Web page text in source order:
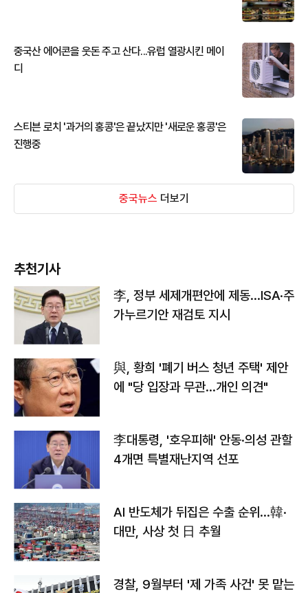
중국산 에어콘을 웃돈 주고 산다...유럽 열광시킨 메이
디
스티븐 로치 '과거의 홍콩'은 끝났지만 '새로운 홍콩'은
진행중
중국뉴스 더보기
추천기사
李, 정부 세제개편안에 제동…ISA·주
가누르기안 재검토 지시
與, 황희 '폐기 버스 청년 주택' 제안
에 "당 입장과 무관…개인 의견"
李대통령, '호우피해' 안동·의성 관할
4개면 특별재난지역 선포
AI 반도체가 뒤집은 수출 순위…韓·
대만, 사상 첫 日 추월
경찰, 9월부터 '제 가족 사건' 못 맡는